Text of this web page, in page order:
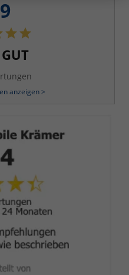
anzeigen >